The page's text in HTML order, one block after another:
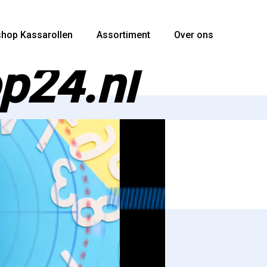
Kassarollen Assortiment Over ons